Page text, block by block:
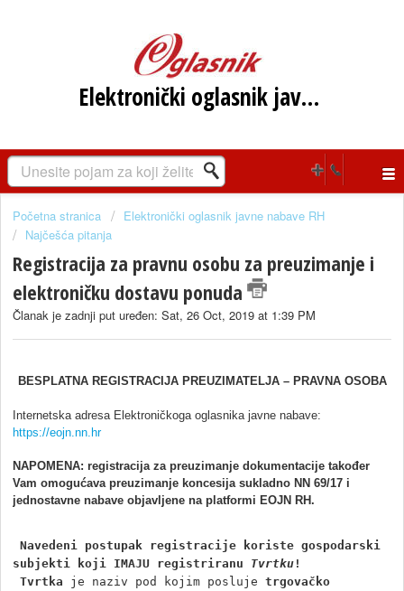
Elektronički oglasnik javne nabave RH
Početna stranica
Elektronički oglasnik javne nabave RH
Najčešća pitanja
Registracija za pravnu osobu za preuzimanje i
elektroničku dostavu ponuda
Članak je zadnji put uređen: Sat, 26 Oct, 2019 at 1:39 PM
BESPLATNA REGISTRACIJA PREUZIMATELJA – PRAVNA OSOBA
Internetska adresa Elektroničkoga oglasnika javne nabave:
https://eojn.nn.hr
NAPOMENA: registracija za preuzimanje dokumentacije također
Vam omogućava preuzimanje koncesija sukladno NN 69/17 i
jednostavne nabave objavljene na platformi EOJN RH.
Navedeni postupak registracije koriste gospodarski
subjekti koji IMAJU registriranu Tvrtku !
Tvrtka je naziv pod kojim posluje trgovačko